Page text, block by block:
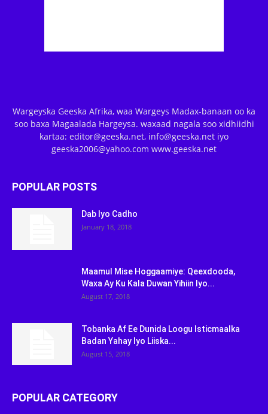
Wargeyska Geeska Afrika, waa Wargeys Madax-banaan oo ka
soo baxa Magaalada Hargeysa. waxaad nagala soo xidhiidhi
kartaa: editor@geeska.net, info@geeska.net iyo
geeska2006@yahoo.com www.geeska.net
POPULAR POSTS
Dab Iyo Cadho
January 18, 2018
Maamul Mise Hoggaamiye: Qeexdooda,
Waxa Ay Ku Kala Duwan Yihiin Iyo...
August 17, 2018
Tobanka Af Ee Dunida Loogu Isticmaalka
Badan Yahay Iyo Liiska...
August 15, 2018
POPULAR CATEGORY